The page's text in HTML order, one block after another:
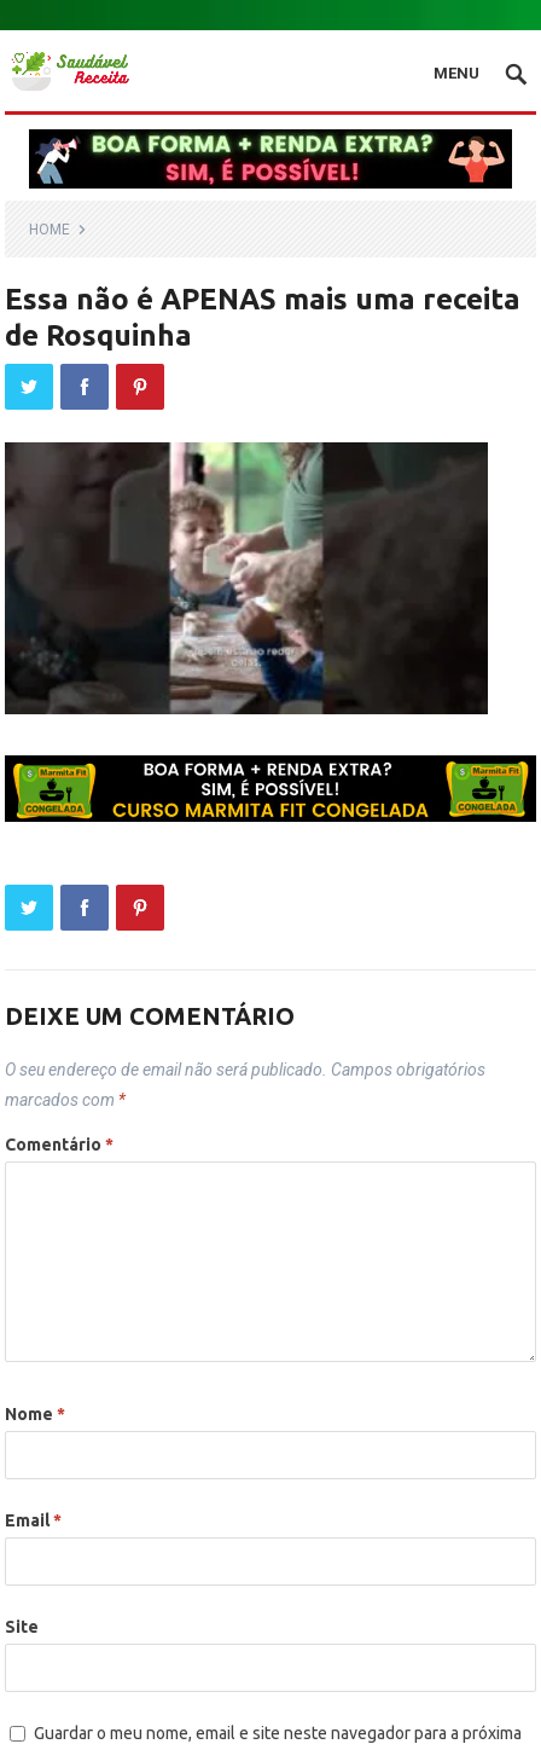
.
MENU
HOME
Essa não é APENAS mais uma receita
de Rosquinha
DEIXE UM COMENTÁRIO
O seu endereço de email não será publicado. Campos obrigatórios
marcados com *
Comentário*
Nome*
Email*
Site
Guardar o meu nome, email e site neste navegador para a próxima